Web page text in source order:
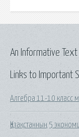
Links to Important
Алгебра 11-10 класс
Қазақстанның 5
An Informative Text